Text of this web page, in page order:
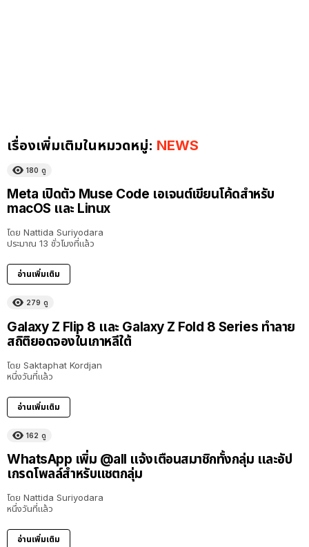
เรื่องเพิ่มเติมในหมวดหมู่: NEWS
180 ดู
Meta เปิดตัว Muse Code เอเจนต์เขียนโค้ดสำหรับ
macOS และ Linux
โดย Nattida Suriyodara
ประมาณ 13 ชั่วโมงที่แล้ว
อ่านเพิ่มเติม
279 ดู
Galaxy Z Flip 8 และ Galaxy Z Fold 8 Series ทำลาย
สถิติยอดจองในเกาหลีใต้
โดย Saktaphat Kordjan
หนึ่งวันที่แล้ว
อ่านเพิ่มเติม
162 ดู
WhatsApp เพิ่ม @all แจ้งเตือนสมาชิกทั้งกลุ่ม และอัป
เกรดโพลล์สำหรับแชตกลุ่ม
โดย Nattida Suriyodara
หนึ่งวันที่แล้ว
อ่านเพิ่มเติม